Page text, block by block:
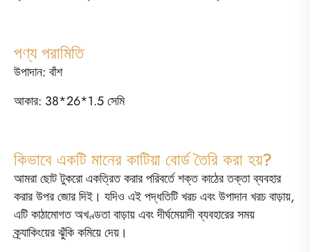
পণ্য পরামিতি
উপাদান: বাঁশ
আকার: 38*26*1.5 সেমি
কিভাবে একটি মানের কাটিয়া বোর্ড তৈরি করা হয়?
আমরা ছোট টুকরো একত্রিত করার পরিবর্তে শক্ত কাঠের তক্তা ব্যবহার
করার উপর জোর দিই। যদিও এই পদ্ধতিটি খরচ এবং উপাদান খরচ বাড়ায়,
এটি কাঠামোগত অখণ্ডতা বাড়ায় এবং দীর্ঘমেয়াদী ব্যবহারের সময়
ক্র্যাকিংয়ের ঝুঁকি কমিয়ে দেয়।